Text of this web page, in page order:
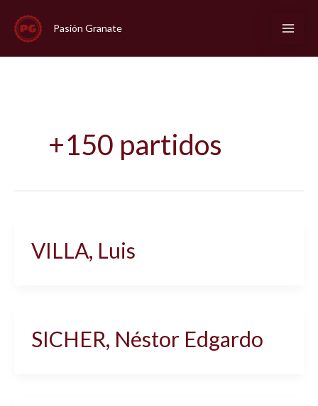
contenido
Pasión Granate
+150 partidos
VILLA, Luis
SICHER, Néstor Edgardo